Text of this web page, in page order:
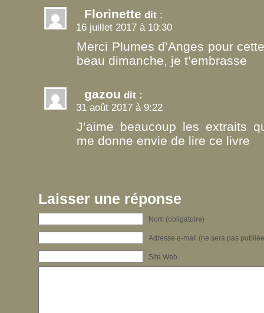
Florinette dit :
16 juillet 2017 à 10:30
Merci Plumes d’Anges pour
beau dimanche, je t’embrasse
gazou dit :
31 août 2017 à 9:22
J’aime beaucoup les extraits
me donne envie de lire ce livre
Laisser une réponse
Nom (obligatoire)
Adresse e-mail (ne sera pas
Site Web